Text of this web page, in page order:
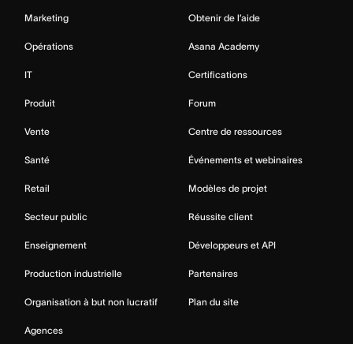
Marketing
Opérations
IT
Produit
Vente
Santé
Retail
Secteur public
Enseignement
Production industrielle
Organisation à but non lucratif
Agences
Obtenir de l’aide
Asana Academy
Certifications
Forum
Centre de ressources
Événements et webinaires
Modèles de projet
Réussite client
Développeurs et API
Partenaires
Plan du site